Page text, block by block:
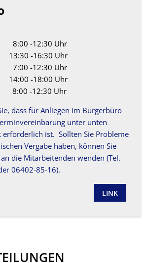
-12:30 Uhr
-16:30 Uhr
-12:30 Uhr
-18:00 Uhr
-12:30 Uhr
dass für Anliegen im Bürgerbüro
unter unten
erforderlich ist. Sollten Sie Probleme
Vergabe haben, können Sie
die Mitarbeitenden wenden (Tel.
06402-85-16).
LINK